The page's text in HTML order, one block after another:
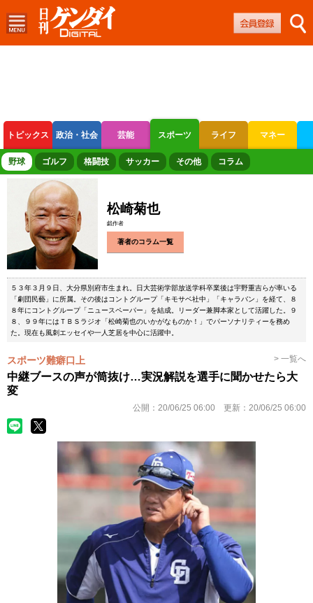
トピックス 政治・社会 芸能 スポーツ ライフ マネー
ボートレース 競輪 オートレース
野球 ゴルフ 格闘技 サッカー その他 コラム
松崎菊也
戯作者
著者のコラム一覧
５３年３月９日、大分県別府市生まれ。日大芸術学部放送学科卒業後は宇野重吉らが率いる
「劇団民藝」に所属。その後はコントグループ「キモサベ社中」「キャラバン」を経て、８
８年にコントグループ「ニュースペーパー」を結成。リーダー兼脚本家として活躍した。９
８、９９年にはＴＢＳラジオ「松崎菊也のいかがなものか！」でパーソナリティーを務め
た。現在も風刺エッセイや一人芝居を中心に活躍中。
スポーツ難癖口上 > 一覧へ
中継ブースの声が筒抜け…実況解説を選手に聞かせたら大
変
公開： 20/06/25 06:00 更新： 20/06/25 06:00